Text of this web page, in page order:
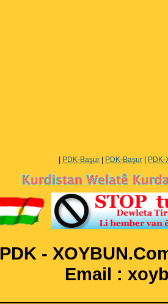
PDK-Başur PDK-Başur
PDK -
Email :